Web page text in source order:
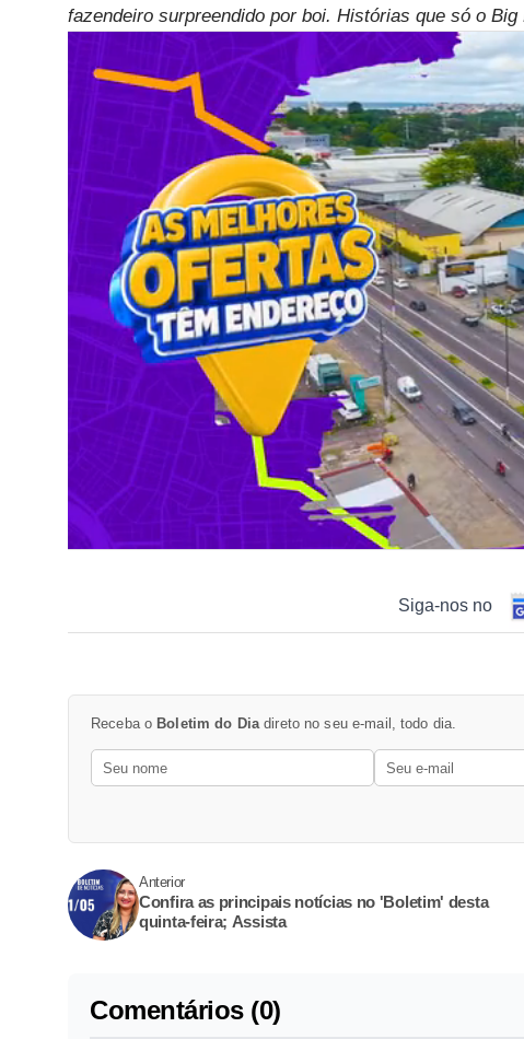
fazendeiro surpreendido por boi. Histórias que só o
Siga-nos no
Receba o Boletim do Diadireto no seu e-mail, todo dia.
Anterior
Confira as principais notícias no 'Boletim' desta
quinta-feira; Assista
Comentários (0)